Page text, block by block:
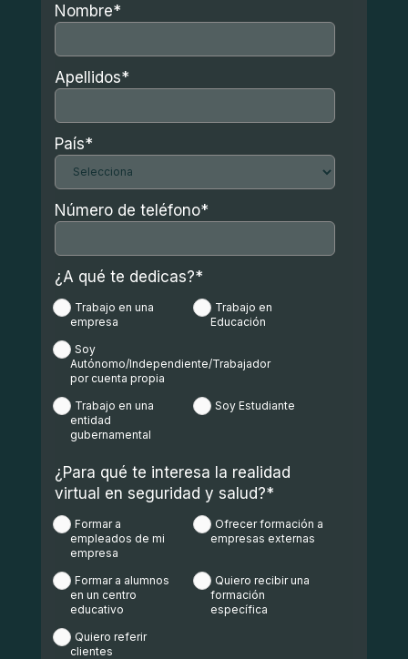
Nombre*
Apellidos*
País*
Número de teléfono*
¿A qué te dedicas?*
Trabajo en una
empresa
Trabajo en
Educación
Soy
Autónomo/Independiente/Trabajador
por cuenta propia
Trabajo en una
entidad
gubernamental
Soy Estudiante
¿Para qué te interesa la realidad
virtual en seguridad y salud?*
Formar a
empleados de mi
empresa
Ofrecer formación a
empresas externas
Formar a alumnos
en un centro
educativo
Quiero recibir una
formación
específica
Quiero referir
clientes